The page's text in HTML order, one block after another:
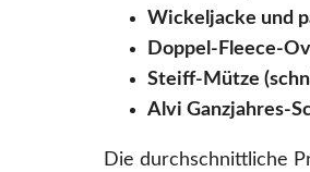
Wickeljacke und
Doppel-Fleece-
Steiff-Mütze
Alvi Ganzjahres-
Die durchschnittliche